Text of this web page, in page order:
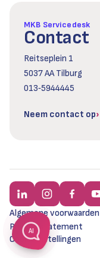
AI
MKB Servicedesk
Contact
Reitseplein 1
5037 AA Tilburg
013‑5944445
Neem contact op
Algemene voorwaarden
Privacy statement
Cookie instellingen